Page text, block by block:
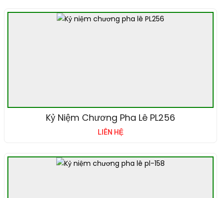
Kỷ Niệm Chương Pha Lê PL256
LIÊN HỆ